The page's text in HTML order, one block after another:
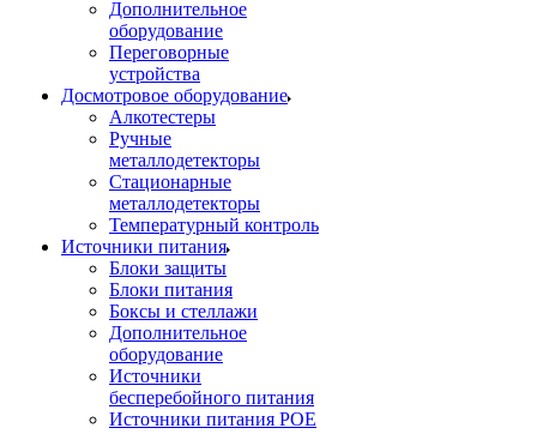
Дополнительное
оборудование
Переговорные
устройства
Досмотровое оборудование
Алкотестеры
Ручные
металлодетекторы
Стационарные
металлодетекторы
Температурный контроль
Источники питания
Блоки защиты
Блоки питания
Боксы и стеллажи
Дополнительное
оборудование
Источники
бесперебойного питания
Источники питания POE